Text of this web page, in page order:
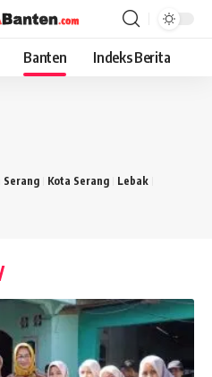
Banten Indeks Berita
Serang Kota Serang
Lebak